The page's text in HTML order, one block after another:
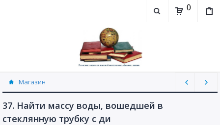
0
Магазин
Физика, химия (рассылаю Doc+PDF) (8689)
37. Найти массу воды, вошедшей в
стеклянную трубку с ди